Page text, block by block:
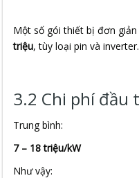
Một số gói thiết bị đơn
triệu, tùy loại pin và inverter.
3.2 Chi phí đầu
Trung bình:
7 – 18 triệu/kW
Như vậy: